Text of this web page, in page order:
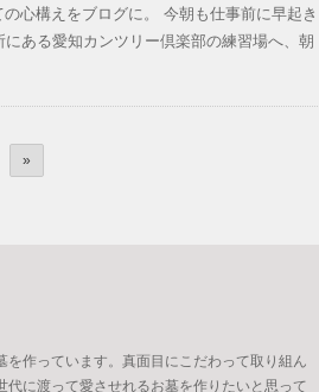
心構えをブログに。 今朝も仕事前に早起き
にある愛知カンツリー倶楽部の練習場へ、朝
»
作っています。真面目にこだわって取り組ん
に渡って愛させれるお墓を作りたいと思って